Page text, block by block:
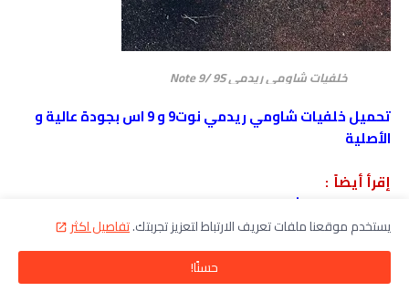
خلفيات شاومي ريدمي Note 9/ 9S
تحميل خلفيات شاومي ريدمي نوت9 و 9 اس بجودة عالية و
الأصلية
إقرأ أيضاً :
9 Pro Wallpapers
صور بوبجي PUBG Wallpapers
خلفيات كيوت لشاشة الهاتف الذكي wallpapers cute girly
اجمل خلفيات ألعاب بلاي ستيشن للهواتف الذكية
يستخدم موقعنا ملفات تعريف الارتباط لتعزيز تجربتك.تفاصيل اكثر
حسنًا!